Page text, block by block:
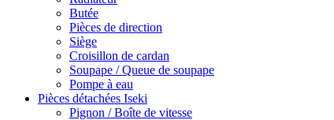
Butée
Pièces de direction
Siège
Croisillon de cardan
Soupape / Queue de soupape
Pompe à eau
Pièces détachées Iseki
Pignon / Boîte de vitesse